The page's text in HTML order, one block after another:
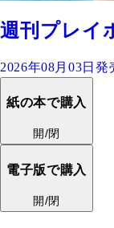
週刊プレイ
2026年08月03日発
紙の本で購入
開/閉
電子版で購入
開/閉